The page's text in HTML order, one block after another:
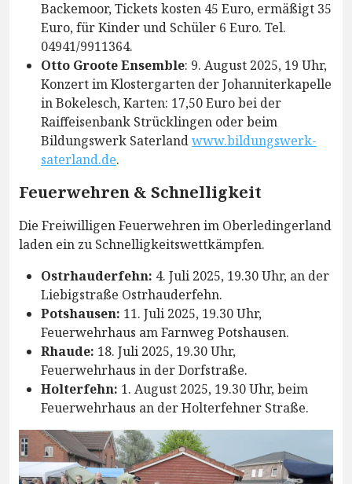
Backemoor, Tickets kosten 45 Euro, ermäßigt 35
Euro, für Kinder und Schüler 6 Euro. Tel.
04941/9911364.
Otto Groote Ensemble: 9. August 2025, 19 Uhr,
Konzert im Klostergarten der Johanniterkapelle
in Bokelesch, Karten: 17,50 Euro bei der
Raiffeisenbank Strücklingen oder beim
Bildungswerk Saterlandwww.bildungswerk-
saterland.de.
Feuerwehren & Schnelligkeit
Die Freiwilligen Feuerwehren im Oberledingerland
laden ein zu Schnelligkeitswettkämpfen.
Ostrhauderfehn: 4. Juli 2025, 19.30 Uhr, an der
Liebigstraße Ostrhauderfehn.
Potshausen: 11. Juli 2025, 19.30 Uhr,
Feuerwehrhaus am Farnweg Potshausen.
Rhaude: 18. Juli 2025, 19.30 Uhr,
Feuerwehrhaus in der Dorfstraße.
Holterfehn: 1. August 2025, 19.30 Uhr, beim
Feuerwehrhaus an der Holterfehner Straße.